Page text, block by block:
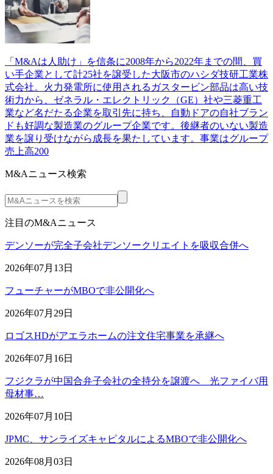
「M&Aは人助け」を信条に2008年から2022年までの間、買
い手企業として計25社を譲受した大阪市のハシダ技研工業株
式会社。火力発電所に使用されるガスタービン部品は高い技
術力から、ゼネラル・エレクトリック（GE）社や三菱重工
業など名だたる企業を取引先に持ち、自動ドアの自社ブラン
ドも好調な製造業のグループ企業です。後継者のいない製造
業を譲り受けながら成長を果たしています。事業はグループ
売上高200
M&Aニュース検索
注目のM&Aニュース
デンソーが完全子会社デンソークリエイトを吸収合併へ
2026年07月13日
フューチャーがMBOで非公開化へ
2026年07月29日
ロゴスHDがアエラホームの注文住宅事業を承継へ
2026年07月16日
フジクラが中国合弁子会社の全持分を譲渡へ 光ファイバ用
母材事…
2026年07月10日
JPMC、サンライズキャピタルによるMBOで非公開化へ
2026年08月03日